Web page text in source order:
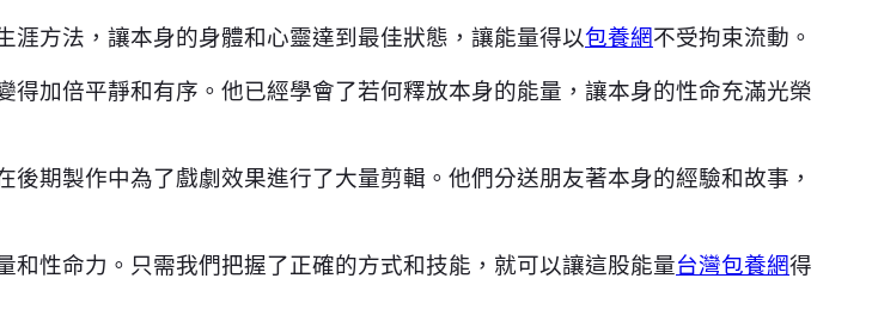
方法，讓本身的身體和心靈達到最佳狀態，讓能量得以包養網不受拘束流動。
加倍平靜和有序。他已經學會了若何釋放本身的能量，讓本身的性命充滿光榮
期製作中為了戲劇效果進行了大量剪輯。他們分送朋友著本身的經驗和故事，
和性命力。只需我們把握了正確的方式和技能，就可以讓這股能量台灣包養網得